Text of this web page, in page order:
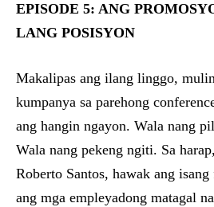
EPISODE 5: ANG
LANG POSISYON
Makalipas ang ilang linggo,
kumpanya sa parehong
ang hangin ngayon. Wala nang
Wala nang pekeng ngiti. Sa
Roberto Santos, hawak ang
ang mga empleyadong matagal